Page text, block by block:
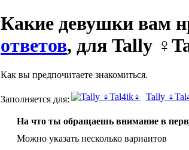
Какие девушки вам
ответов, для Tally
Как вы предпочитаете знакомиться.
Заполняется для: Tally
На что ты обращаешь внимание в
Можно указать несколько вариантов